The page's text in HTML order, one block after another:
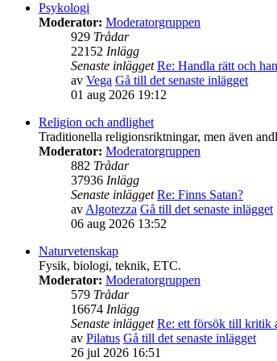
Psykologi
Moderator: Moderatorgruppen
929 Trådar
22152 Inlägg
Senaste inlägget Re: Handla rätt och
av Vega Gå till det senaste inlägget
01 aug 2026 19:12
Religion och andlighet
Traditionella religionsriktningar, men även
Moderator: Moderatorgruppen
882 Trådar
37936 Inlägg
Senaste inlägget Re: Finns Satan?
avAlgotezza Gå till det senaste inlägget
06 aug 2026 13:52
Naturvetenskap
Fysik, biologi, teknik, ETC.
Moderator: Moderatorgruppen
579 Trådar
16674 Inlägg
Senaste inlägget Re: ett försök till
av Pilatus Gå till det senaste inlägget
26 jul 2026 16:51